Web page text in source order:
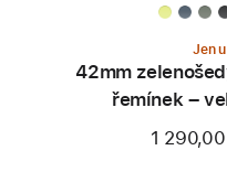
Jen
42mm
řemínek –
1